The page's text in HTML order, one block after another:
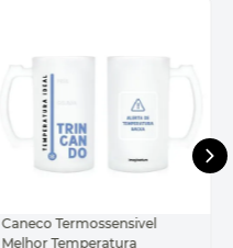
Caneco Termossensivel
Melhor Temperatura